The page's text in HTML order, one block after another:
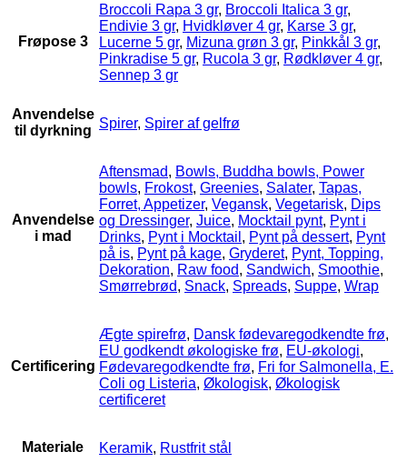
Frøpose 3
Broccoli Rapa 3 gr, Broccoli Italica 3 gr,
Endivie 3 gr, Hvidkløver 4 gr, Karse 3 gr,
Lucerne 5 gr, Mizuna grøn 3 gr, Pinkkål 3 gr,
Pinkradise 5 gr, Rucola 3 gr, Rødkløver 4 gr,
Sennep 3 gr
Anvendelse
til dyrkning Spirer, Spirer af gelfrø
Anvendelse
i mad
Aftensmad, Bowls, Buddha bowls, Power
bowls, Frokost, Greenies, Salater, Tapas,
Forret, Appetizer, Vegansk, Vegetarisk, Dips
og Dressinger, Juice, Mocktail pynt, Pynt i
Drinks, Pynt i Mocktail , Pynt på dessert, Pynt
på is, Pynt på kage, Gryderet, Pynt, Topping,
Dekoration, Raw food, Sandwich, Smoothie,
Smørrebrød, Snack, Spreads, Suppe, Wrap
Certificering
Ægte spirefrø, Dansk fødevaregodkendte frø,
EU godkendt økologiske frø, EU-økologi,
Fødevaregodkendte frø, Fri for Salmonella, E.
Coli og Listeria, Økologisk, Økologisk
certificeret
Materiale Keramik, Rustfrit stål